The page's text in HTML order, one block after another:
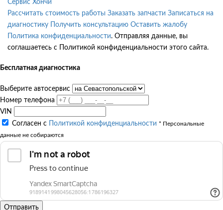
Сервис Хончи
Рассчитать стоимость работы Заказать запчасти Записаться на
диагностику
Получить консультацию Оставить жалобу
Политика конфиденциальности. Отправляя данные, вы
соглашаетесь с Политикой конфиденциальности этого сайта.
Бесплатная диагностика
Выберите автосервис
Номер телефона
VIN
Согласен с
Политикой конфиденциальности * Персональные
данные не собираются
Отправить